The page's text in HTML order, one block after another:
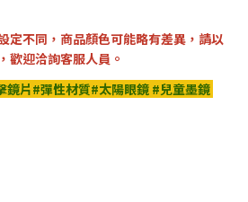
定不同，商品顏色可能略有差異，請以
歡迎洽詢客服人員。
鏡片#彈性材質#太陽眼鏡 #兒童墨鏡